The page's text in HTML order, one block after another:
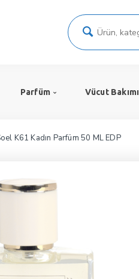
Parfüm Vücut Bakımı
K61 Kadın Parfüm 50 ML EDP